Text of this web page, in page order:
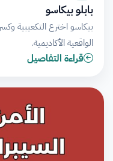
بابلو بيكاسو
بيكاسو اخترع التكعيبية
الواقعية الأكاديمية.
قراءة التفاصيل